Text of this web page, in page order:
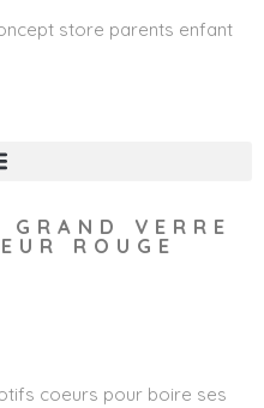
VERRE
ROUGE
coeurs pour boire ses